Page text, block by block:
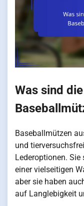
Was sind
Baseballmützen
und
Lederoptionen.
einer vielseitigen
aber sie haben
auf Langlebigkeit